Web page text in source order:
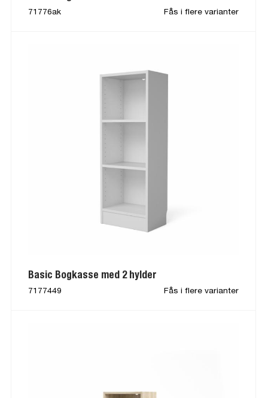
71776ak Fås i flere varianter
Basic Bogkasse med 2 hylder
7177449 Fås i flere varianter